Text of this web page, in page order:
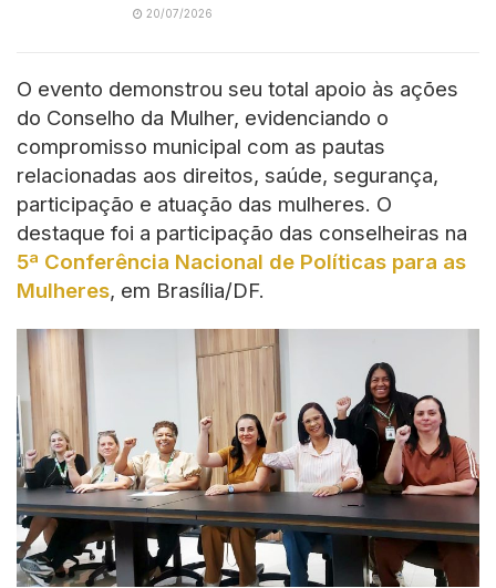
20/07/2026
O evento demonstrou seu total apoio às ações
do Conselho da Mulher, evidenciando o
compromisso municipal com as pautas
relacionadas aos direitos, saúde, segurança,
participação e atuação das mulheres. O
destaque foi a participação das conselheiras na
5ª Conferência Nacional de Políticas para as
Mulheres, em Brasília/DF.